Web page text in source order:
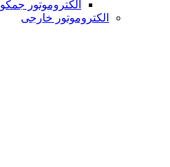
الکتروموتور جمکو
الکتروموتور خارجی